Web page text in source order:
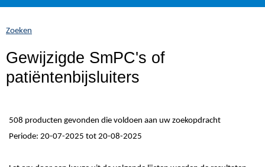
naar zich
hier:
Zoeken
Gewijzigde SmPC's of
patiëntenbijsluiters
508 producten gevonden die voldoen aan uw zoekopdracht
Periode: 20-07-2025 tot 20-08-2025